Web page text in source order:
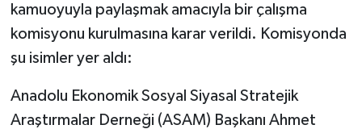
kamuoyuyla paylaşmak amacıyla bir çalışma
komisyonu kurulmasına karar verildi. Komisyonda
şu isimler yer aldı:
Anadolu Ekonomik Sosyal Siyasal Stratejik
Araştırmalar Derneği (ASAM) Başkanı Ahmet